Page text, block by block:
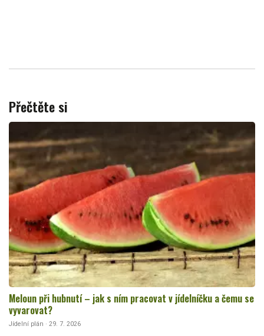
Přečtěte si
Meloun při hubnutí – jak s ním pracovat v jídelníčku a čemu se
vyvarovat?
Jídelní plán · 29. 7. 2026